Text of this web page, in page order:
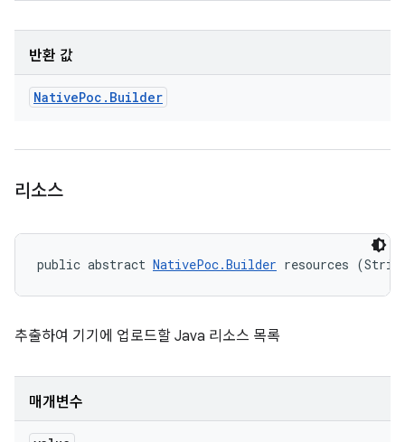
반환 값
NativePoc . Builder
리소스
public abstract NativePoc.Builder resources
추출하여 기기에 업로드할 Java 리소스 목록
매개변수